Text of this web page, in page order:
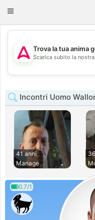
Toggle
💖
Trova la tua anima
Scarica subito la
Incontri Uomo
41 anni
Manage
0.7/1